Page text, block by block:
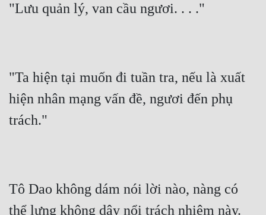
"Lưu quản lý, van cầu ngươi. . . ."
"Ta hiện tại muốn đi tuần tra, nếu là xuất
hiện nhân mạng vấn đề, ngươi đến phụ
trách."
Tô Dao không dám nói lời nào, nàng có
thể lưng không dậy nổi trách nhiệm này.